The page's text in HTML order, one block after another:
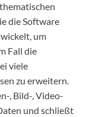
die Software
um
Fall die
viele
zu erweitern.
, Bild-, Video-
und schließt